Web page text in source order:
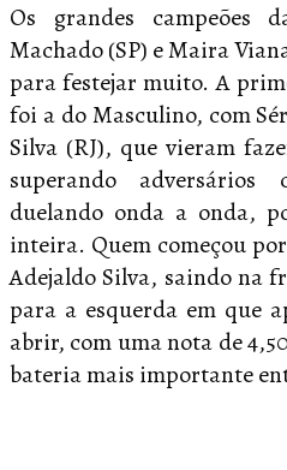
Os grandes campeões
Machado (SP) e Maira
para festejar muito. A
foi a do Masculino, com
Silva (RJ), que vieram
superando
duelando onda a onda,
inteira. Quem começou
Adejaldo Silva, saindo na
para a esquerda em que
abrir, com uma nota de
bateria mais importante